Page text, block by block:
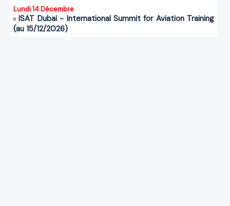
Lundi 14 Décembre
ISAT Dubai - International Summit for Aviation Training
(au 15/12/2026)